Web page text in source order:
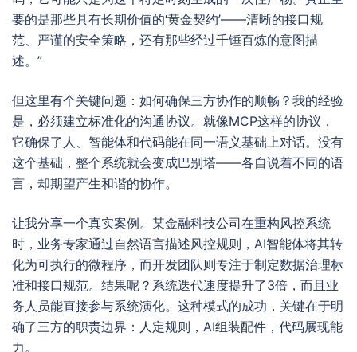
要的是那些具有长期价值的‘黄金契约’——清晰的接口规
范、严谨的安全策略，还有那些经过千锤百炼的意图描
述。”
但这里有个关键问题：如何确保三方协作的顺畅？我的经验
是，必须建立标准化的沟通协议。就像MCP这样的协议，
它确保了人、智能体和代码能在同一语义基础上对话。没有
这个基础，整个系统就会变成巴别塔——各自说着不同的语
言，却期望产生和谐的协作。
让我分享一个真实案例。某金融科技公司在重构风控系统
时，业务专家通过自然语言描述风控规则，AI智能体将其转
化为可执行的微程序，而开发团队则专注于制定数据治理标
准和接口规范。结果呢？系统迭代速度提升了3倍，而且业
务人员能直接参与系统演化。这种模式的成功，关键在于明
确了三方的职责边界：人定规则，AI组装配件，代码展现能
力。